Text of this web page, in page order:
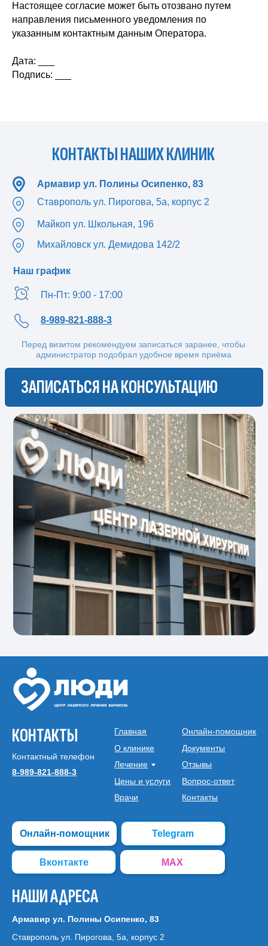
Настоящее согласие может быть отозвано путем
направления письменного уведомления по
указанным контактным данным Оператора.
Дата: ___
Подпись: ___
Майкоп ул. Школьная, 196
Михайловск ул. Демидова 142/2
Ставрополь ул. Пирогова, 5а, корпус 2
Наш график
Пн-Пт: 9:00 - 17:00
Перед визитом рекомендуем записаться заранее, чтобы
ЗАПИСАТЬСЯ НА КОНСУЛЬТАЦИЮ
Главная
Врачи
Цены и услуги
Вопрос-ответ
Контакты
КОНТАКТЫ
НАШИ АДРЕСА
Контактный телефон
Армавир ул. Полины Осипенко, 83
Майкоп ул. Школьная, 196
Михайловск ул. Демидова 142/2
Вконтакте MAX